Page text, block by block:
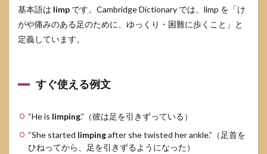
基本語は limp です。Cambridge Dictionary では、limp を「け
がや痛みのある足のために、ゆっくり・困難に歩くこと」と
定義しています。
すぐ使える例文
“He is limping.”（彼は足を引きずっている）
“She started limpingafter she twisted her ankle.”（足首を
ひねってから、足を引きずるようになった）